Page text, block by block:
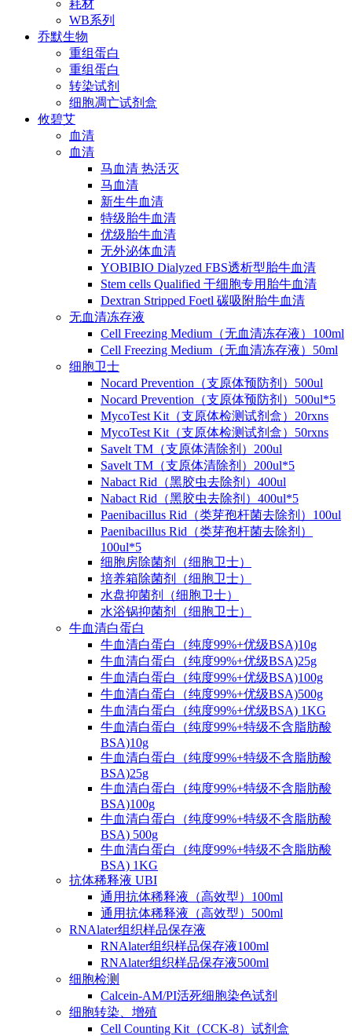
耗材
WB系列
乔默生物
重组蛋白
重组蛋白
转染试剂
细胞凋亡试剂盒
攸碧艾
血清
血清
马血清 热活灭
马血清
新生牛血清
特级胎牛血清
优级胎牛血清
无外泌体血清
YOBIBIO Dialyzed FBS透析型胎牛血清
Stem cells Qualified 干细胞专用胎牛血清
Dextran Stripped Foetl 碳吸附胎牛血清
无血清冻存液
Cell Freezing Medium（无血清冻存液）100ml
Cell Freezing Medium（无血清冻存液）50ml
细胞卫士
Nocard Prevention（支原体预防剂）500ul
Nocard Prevention（支原体预防剂）500ul*5
MycoTest Kit（支原体检测试剂盒）20rxns
MycoTest Kit（支原体检测试剂盒）50rxns
Savelt TM（支原体清除剂）200ul
Savelt TM（支原体清除剂）200ul*5
Nabact Rid（黑胶虫去除剂）400ul
Nabact Rid（黑胶虫去除剂）400ul*5
Paenibacillus Rid（类芽孢杆菌去除剂）100ul
Paenibacillus Rid（类芽孢杆菌去除剂）
100ul*5
细胞房除菌剂（细胞卫士）
培养箱除菌剂（细胞卫士）
水盘抑菌剂（细胞卫士）
水浴锅抑菌剂（细胞卫士）
牛血清白蛋白
牛血清白蛋白（纯度99%+优级BSA)10g
牛血清白蛋白（纯度99%+优级BSA)25g
牛血清白蛋白（纯度99%+优级BSA)100g
牛血清白蛋白（纯度99%+优级BSA)500g
牛血清白蛋白（纯度99%+优级BSA) 1KG
牛血清白蛋白（纯度99%+特级不含脂肪酸
BSA)10g
牛血清白蛋白（纯度99%+特级不含脂肪酸
BSA)25g
牛血清白蛋白（纯度99%+特级不含脂肪酸
BSA)100g
牛血清白蛋白（纯度99%+特级不含脂肪酸
BSA) 500g
牛血清白蛋白（纯度99%+特级不含脂肪酸
BSA) 1KG
抗体稀释液 UBI
通用抗体稀释液（高效型）100ml
通用抗体稀释液（高效型）500ml
RNAlater组织样品保存液
RNAlater组织样品保存液100ml
RNAlater组织样品保存液500ml
细胞检测
Calcein-AM/PI活死细胞染色试剂
细胞转染、增殖
Cell Counting Kit（CCK-8）试剂盒